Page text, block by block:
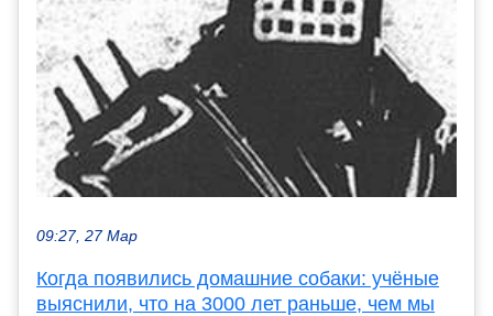
09:27, 27 Мар
Когда появились домашние собаки: учёные
выяснили, что на 3000 лет раньше, чем мы